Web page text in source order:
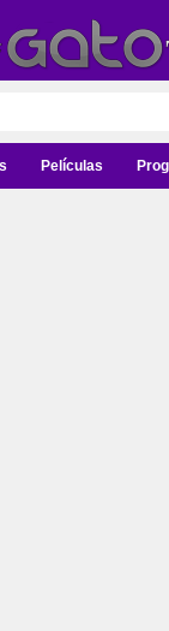
Películas